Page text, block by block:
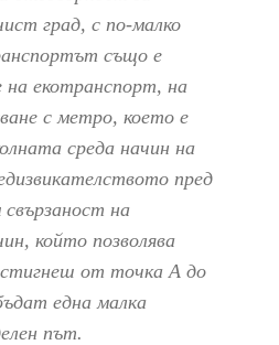
град, с по-малко
също е
на екотранспорт, на
с метро, което е
среда начин на
пред
на
който позволява
от точка А до
една малка
път.